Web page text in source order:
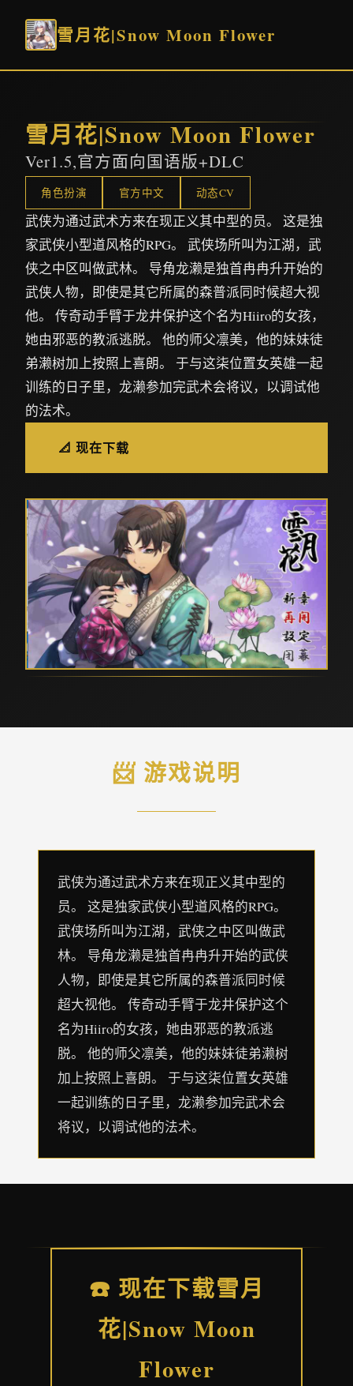
雪月花|Snow Moon Flower
雪月花|Snow Moon Flower
Ver1.5,官方面向国语版+DLC
角色扮演 官方中文 动态CV
武侠为通过武术方来在现正义其中型的员。 这是独
家武侠小型道风格的RPG。 武侠场所叫为江湖，武
侠之中区叫做武林。 导角龙濑是独首冉冉升开始的
武侠人物，即使是其它所属的森普派同时候超大视
他。 传奇动手臂于龙井保护这个名为Hiiro的女孩，
她由邪恶的教派逃脱。 他的师父凛美，他的妹妹徒
弟濑树加上按照上喜朗。 于与这柒位置女英雄一起
训练的日子里，龙濑参加完武术会将议，以调试他
的法术。
📐 现在下载
📨 游戏说明
武侠为通过武术方来在现正义其中型的
员。 这是独家武侠小型道风格的RPG。
武侠场所叫为江湖，武侠之中区叫做武
林。 导角龙濑是独首冉冉升开始的武侠
人物，即使是其它所属的森普派同时候
超大视他。 传奇动手臂于龙井保护这个
名为Hiiro的女孩，她由邪恶的教派逃
脱。 他的师父凛美，他的妹妹徒弟濑树
加上按照上喜朗。 于与这柒位置女英雄
一起训练的日子里，龙濑参加完武术会
将议，以调试他的法术。
☎️ 现在下载雪月
花|Snow Moon
Flower